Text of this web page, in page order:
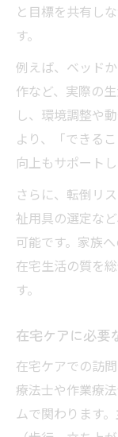
と目標を共有し
す。
例えば、ベッド
作など、実際の
し、環境調整や
より、「できる
向上もサポートし
さらに、転倒リ
祉用具の選定な
可能です。家族
在宅生活の質を
す。
在宅ケアに必要
在宅ケアでの訪
療法士や作業療
ムで関わります